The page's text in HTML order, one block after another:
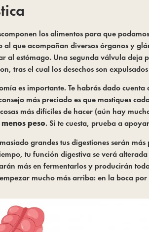
los alimentos para que
que acompañan diversos órganos y
al estómago. Una segunda válvula deja
tras el cual los desechos son
es importante. Te habrás dado
más preciado es que mastiques
más difíciles de hacer (aún hay
peso. Si te cuesta, prueba a
grandes tus digestiones serán
tu función digestiva se verá
más en fermentarlos y producirán
mucho más arriba: en la boca